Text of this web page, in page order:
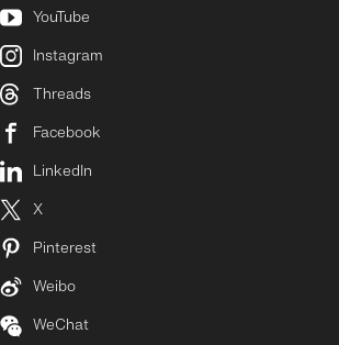
YouTube
Instagram
Threads
Facebook
LinkedIn
X
Pinterest
Weibo
WeChat